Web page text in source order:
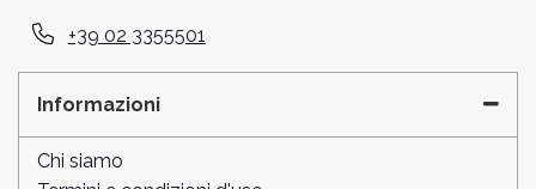
+39 02 3355501
Informazioni
Chi siamo